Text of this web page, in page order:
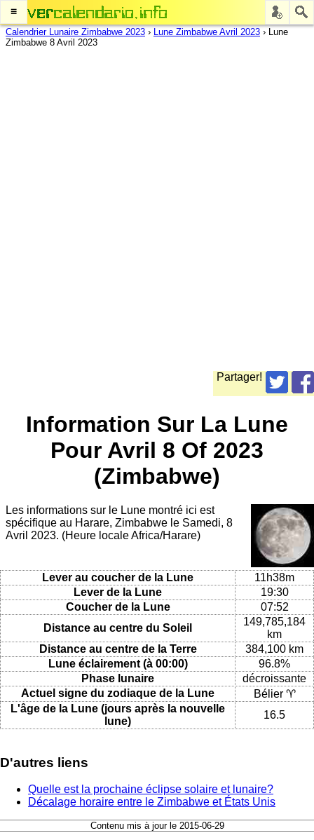
≡
Calendrier Lunaire Zimbabwe 2023 › Lune Zimbabwe Avril 2023 › Lune
Zimbabwe 8 Avril 2023
Partager!
Information Sur La Lune
Pour Avril 8 Of 2023
(Zimbabwe)
Les informations sur le Lune montré ici est
spécifique au Harare, Zimbabwe le Samedi, 8
Avril 2023. (Heure locale Africa/Harare)
Lever au coucher de la Lune
11h38m
Lever de la Lune
19:30
Coucher de la Lune
07:52
Distance au centre du Soleil
149,785,184
km
Distance au centre de la Terre
384,100 km
Lune éclairement (à 00:00)
96.8%
Phase lunaire
décroissante
Actuel signe du zodiaque de la Lune
Bélier ♈
L'âge de la Lune (jours après la nouvelle
lune)
16.5
D'autres liens
Quelle est la prochaine éclipse solaire et lunaire?
Décalage horaire entre le Zimbabwe et États Unis
Contenu mis à jour le 2015-06-29